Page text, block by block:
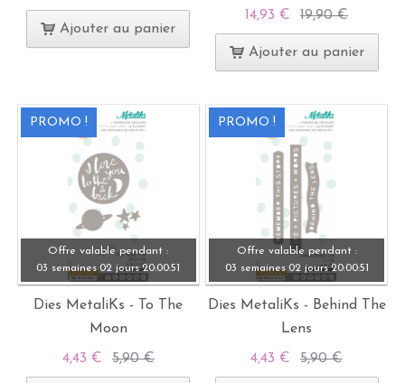
Ajouter au panier
14,93 € 19,90 €
Ajouter au panier
PROMO !
Offre valable pendant :
03 semaines 02 jours 20:00:49
Dies MetaliKs - To The
Moon
4,43 € 5,90 €
PROMO !
Offre valable pendant :
03 semaines 02 jours 20:00:49
Dies MetaliKs - Behind The
Lens
4,43 € 5,90 €